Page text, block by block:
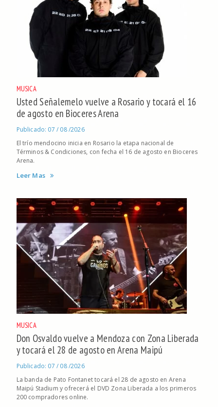
MUSICA
Usted Señalemelo vuelve a Rosario y tocará el 16
de agosto en Bioceres Arena
Publicado: 07 / 08 /2026
El trío mendocino inicia en Rosario la etapa nacional de
Términos & Condiciones, con fecha el 16 de agosto en Bioceres
Arena.
Leer Mas
MUSICA
Don Osvaldo vuelve a Mendoza con Zona Liberada
y tocará el 28 de agosto en Arena Maipú
Publicado: 07 / 08 /2026
La banda de Pato Fontanet tocará el 28 de agosto en Arena
Maipú Stadium y ofrecerá el DVD Zona Liberada a los primeros
200 compradores online.